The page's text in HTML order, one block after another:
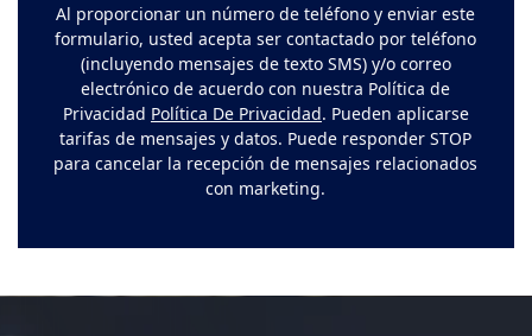
Al proporcionar un número de teléfono y enviar este
formulario, usted acepta ser contactado por teléfono
(incluyendo mensajes de texto SMS) y/o correo
electrónico de acuerdo con nuestra Política de
Privacidad Política De Privacidad. Pueden aplicarse
tarifas de mensajes y datos. Puede responder STOP
para cancelar la recepción de mensajes relacionados
con marketing.